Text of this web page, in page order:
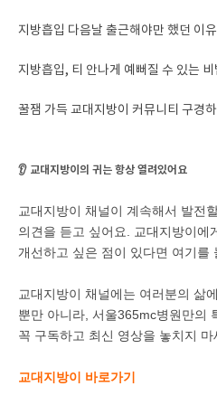
지방흡입 다음날 출근해야만 했던 이
지방흡입, 티 안나게 예뻐질 수 있는
꿀잼 가득 교대지방이 커뮤니티 구경하
👂 교대지방이의 귀는 항상 열려있어요
교대지방이 채널이 계속해서 발전
의견을 듣고 싶어요. 교대지방이에
개선하고 싶은 점이 있다면 여기를
교대지방이 채널에는 여러분의 삶
뿐만 아니라, 서울365mc병원만의
꼭 구독하고 최신 영상을 놓치지 마
교대지방이 바로가기